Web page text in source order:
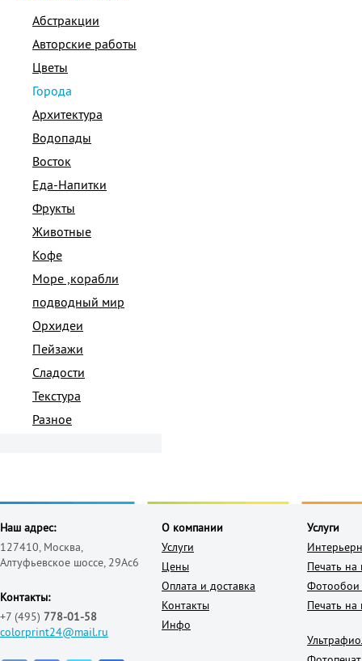
Абстракции
Авторские работы
Цветы
Города
Архитектура
Водопады
Восток
Еда-Напитки
Фрукты
Животные
Кофе
Море ,корабли
подводный мир
Орхидеи
Пейзажи
Сладости
Текстура
Разное
Наш адрес:
127410, Москва,
Алтуфьевское шоссе, 29Ас6
Контакты:
+7 (495) 778-01-58
colorprint24@mail.ru
О компании
Услуги
Цены
Оплата и доставка
Контакты
Инфо
Услуги
Печать на
Фотообои
Печать на